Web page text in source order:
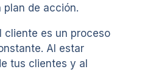
plan de acción.
cliente es un proceso
Al estar
tus clientes y al